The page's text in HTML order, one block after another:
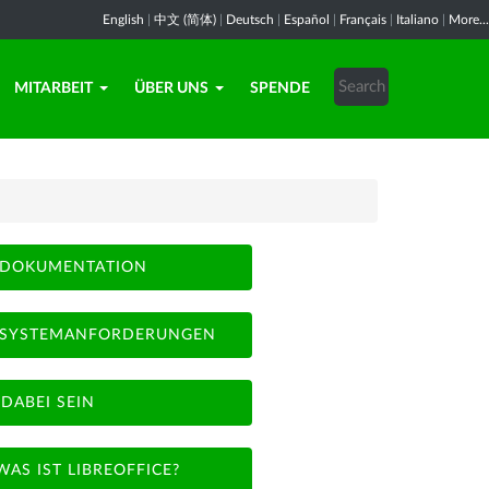
English 中文 (简体) Deutsch Español Français Italiano More...
MITARBEIT ÜBER UNS SPENDE
DOKUMENTATION
SYSTEMANFORDERUNGEN
DABEI SEIN
IST LIBREOFFICE?